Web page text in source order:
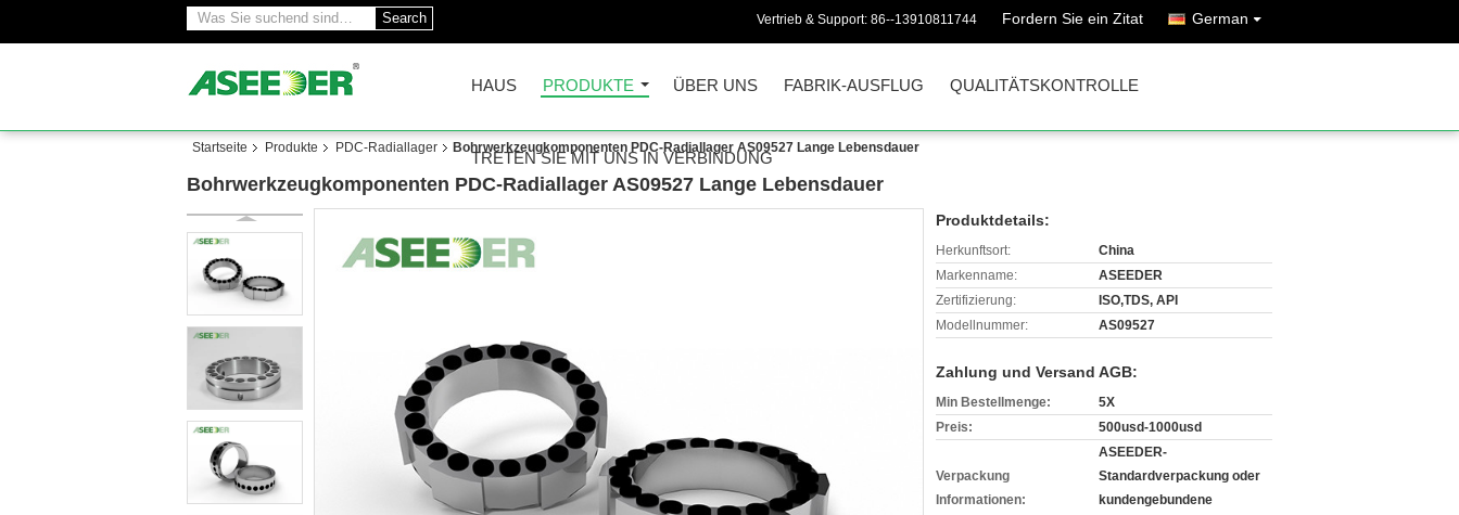
Search Vertrieb & Support: 86--13910811744 Fordern Sie ein Zitat German
HAUS PRODUKTE ÜBER UNS FABRIK-AUSFLUG QUALITÄTSKONTROLLE
TRETEN SIE MIT UNS IN VERBINDUNG
Startseite Produkte PDC-Radiallager Bohrwerkzeugkomponenten PDC-Radiallager AS09527 Lange Lebensdauer
Bohrwerkzeugkomponenten PDC-Radiallager AS09527 Lange Lebensdauer
Produktdetails:
Herkunftsort:
China
Markenname:
ASEEDER
Zertifizierung:
ISO,TDS, API
Modellnummer:
AS09527
Zahlung und Versand AGB:
Min Bestellmenge:
5X
Preis:
500usd-1000usd
Verpackung
Informationen:
ASEEDER-
Standardverpackung oder
kundengebundene